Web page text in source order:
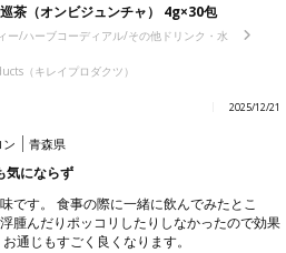
巡茶（オンビジュンチャ） 4g×30包
ー/ハーブコーディアル/その他ドリンク・水
（キレイプロダクツ）
2025/12/21
青森県
気にならず
です。 食事の際に一緒に飲んでみたとこ
腫んだりポッコリしたりしなかったので効果
通じもすごく良くなります。